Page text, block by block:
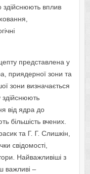
здійснюють вплив
представлена у
приядерної зони та
зони визначається
від ядра до
більшість вчених.
та Г. Г. Слишкін,
свідомості,
Найважливіші з
важливі –